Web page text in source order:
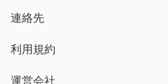
連絡先
利用規約
運営会社